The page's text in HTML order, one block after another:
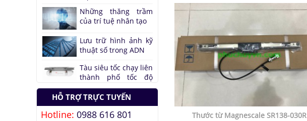
Thước từ Magnescale SR138-030R
Tàu siêu tốc chạy liên
1.000 km/h
Đại học Lạc Hồng vô
địch cuộc thi
Robocon 2019
Pin Mặt Trời có khả
năng tái tạo ánh
sáng
HỖ TRỢ TRỰC TUYẾN
Hotline: 0988 616 801